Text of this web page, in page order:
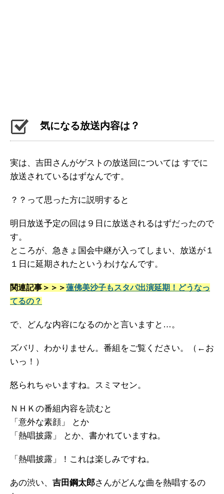
気になる放送内容は？
実は、吉田さんがゲストの放送回については すでに
放送されているはずなんです。
？？って思った方に説明すると
明日放送予定の回は９日に放送されるはずだったので
す。
ところが、急きょ国会中継が入ってしまい、放送が１
１日に延期されたというわけなんです。
関連記事＞＞＞蓮佛美沙子もスタパ出演延期！どうなっ
てるの？
で、どんな内容になるのかと言いますと…。
ズバリ、わかりません。番組をご覧ください。（←お
いっ！）
怒られちゃいますね。スミマセン。
ＮＨＫの番組内容を読むと
「意外な素顔」 とか
「熱唱披露」 とか、書かれていますね。
「熱唱披露」！これは楽しみですね。
あの渋い、 吉田鋼太郎さんがどんな曲を熱唱するの